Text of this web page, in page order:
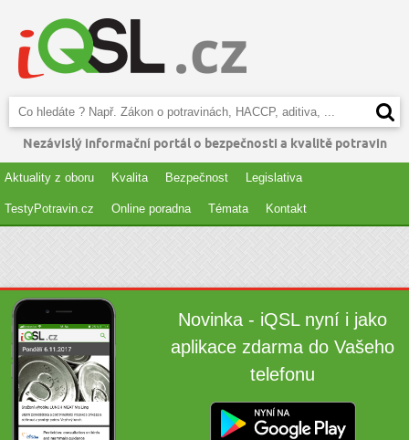
Nezávislý informační portál o bezpečnosti a kvalitě potravin
Aktuality z oboru Kvalita Bezpečnost Legislativa
TestyPotravin.cz Online poradna Témata Kontakt
Novinka - iQSL nyní i jako
aplikace zdarma do Vašeho
telefonu